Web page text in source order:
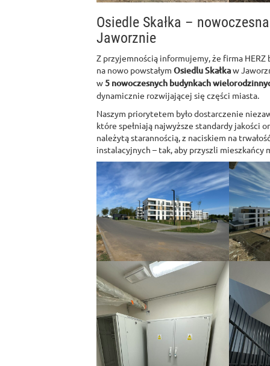
Osiedle Skałka –
Jaworznie
Z przyjemnością informujemy, że firma
na nowo powstałym Osiedlu Skałkaw
w5 nowoczesnych budynkach
dynamicznie rozwijającej się części miasta.
Naszym priorytetem było dostarczenie
które spełniają najwyższe standardy jakości
należytą starannością, z naciskiem na
instalacyjnych – tak, aby przyszli